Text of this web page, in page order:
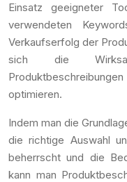
Einsatz geeigneter
verwendeten
Verkaufserfolg der
sich die
optimieren.
Indem man die
die richtige Auswahl
beherrscht und die
kann man